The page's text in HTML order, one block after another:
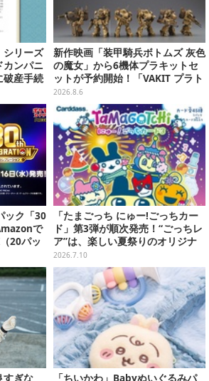
シリーズ
カンパニ
破産手続
新作映画「装甲騎兵ボトムズ 灰色
の魔女」から6機体プラキットセ
ットが予約開始！「VAKIT プラト
ーン」第1弾、各部関節可動仕様
2026.8.6
ック「30
で
20パッ
「たまごっち にゅー!ごっちカー
ド」第3弾が順次発売！“ごっちレ
ア”は、楽しい夏祭りのオリジナ
ルアートに
2026.7.10
すぎな 「ちいかわ」Babyぬいぐるみパ